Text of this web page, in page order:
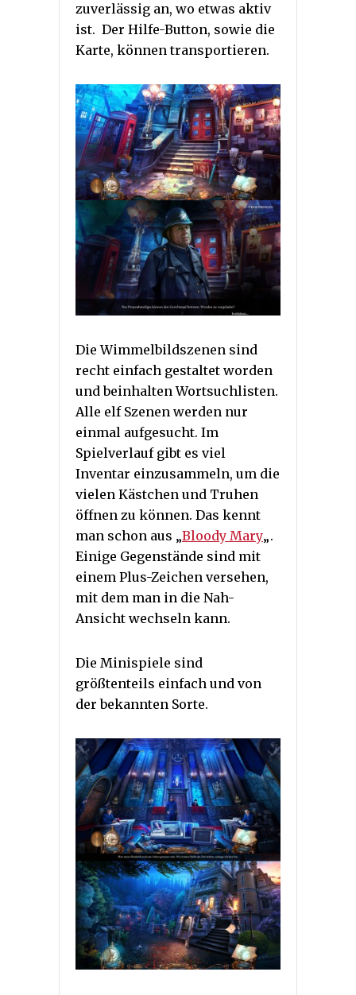
zuverlässig an, wo etwas aktiv
ist. Der Hilfe-Button, sowie die
Karte, können transportieren.
Die Wimmelbildszenen sind
recht einfach gestaltet worden
und beinhalten Wortsuchlisten.
Alle elf Szenen werden nur
einmal aufgesucht. Im
Spielverlauf gibt es viel
Inventar einzusammeln, um die
vielen Kästchen und Truhen
öffnen zu können. Das kennt
man schon aus „Bloody Mary„.
Einige Gegenstände sind mit
einem Plus-Zeichen versehen,
mit dem man in die Nah-
Ansicht wechseln kann.
Die Minispiele sind
größtenteils einfach und von
der bekannten Sorte.